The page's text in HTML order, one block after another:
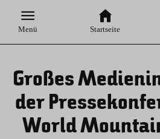
Menü Startseite
Großes
der
World